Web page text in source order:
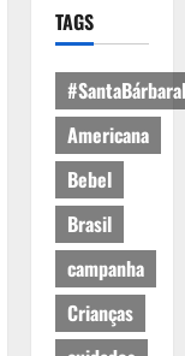
TAGS
Americana
Bebel
Brasil
campanha
Crianças